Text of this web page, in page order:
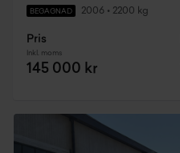
BEGAGNAD 2006 • 2200 kg
Pris
Inkl. moms
145 000 kr